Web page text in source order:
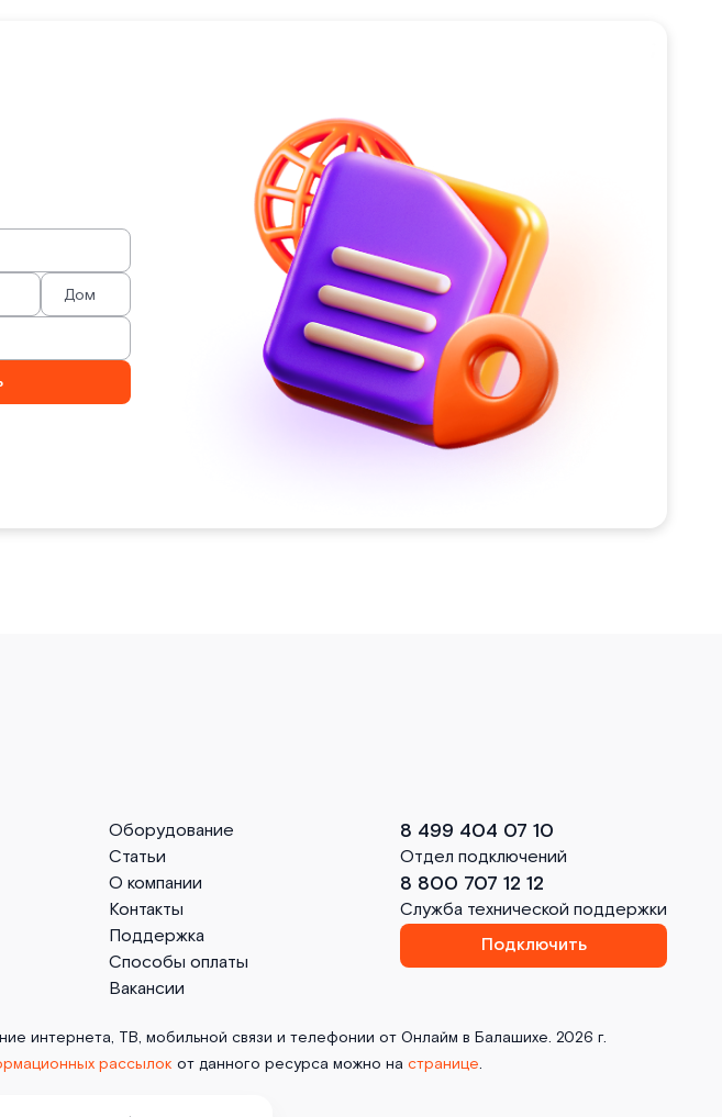
Оборудование
Статьи
О компании
Контакты
Поддержка
Способы оплаты
Вакансии
8 499 404 07 10
Отдел подключений
8 800 707 12 12
Служба технической поддержки
Подключить
интернета, ТВ, мобильной связи и телефонии от Онлайм в Балашихе. 2026 г.
рассылок от данного ресурса можно на странице.